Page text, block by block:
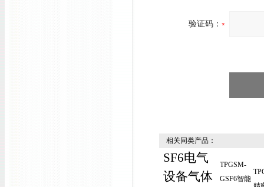
验证码：
相关同类产品：
SF6电气
设备气体
TPGSM-
GSF6智能